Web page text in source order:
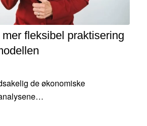
fleksibel praktisering
de økonomiske